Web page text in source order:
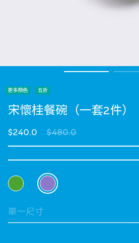
更多顏色 五折
宋懷桂餐碗（一套2件）
$240.0 Price reduced from
$480.0to
選擇 顏色
selected